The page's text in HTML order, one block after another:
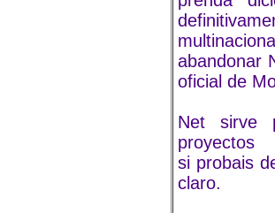
abandonar
oficial de
Net sirve
proyectos
si probais
claro.